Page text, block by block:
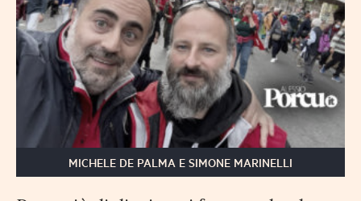
MICHELE DE PALMA E SIMONE MARINELLI